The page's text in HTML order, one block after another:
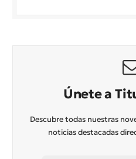
Únete a
Descubre todas nuestras
noticias destacadas